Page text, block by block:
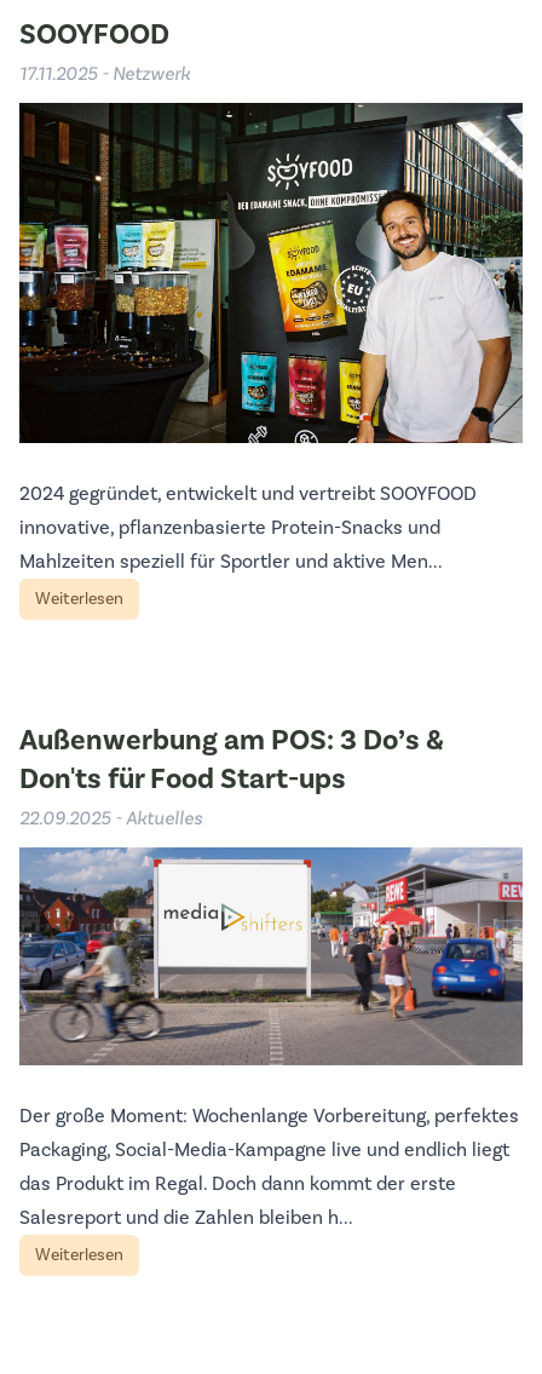
SOOYFOOD
17.11.2025 - Netzwerk
2024 gegründet, entwickelt und vertreibt SOOYFOOD
innovative, pflanzenbasierte Protein-Snacks und
Mahlzeiten speziell für Sportler und aktive Men...
Weiterlesen
Außenwerbung am POS: 3 Do’s &
Don'ts für Food Start-ups
22.09.2025 - Aktuelles
Der große Moment: Wochenlange Vorbereitung, perfektes
Packaging, Social-Media-Kampagne live und endlich liegt
das Produkt im Regal. Doch dann kommt der erste
Salesreport und die Zahlen bleiben h...
Weiterlesen